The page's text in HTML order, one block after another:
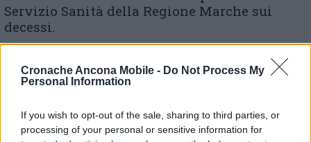
Cronache Ancona Mobile - Do Not Process My
Personal Information
If you wish to opt-out of the sale, sharing to third parties, or
processing of your personal or sensitive information for
Servizio Sanità della Regione Marche sui
decessi.
© RIPRODUZIONE RISERVATA
Vai alla home